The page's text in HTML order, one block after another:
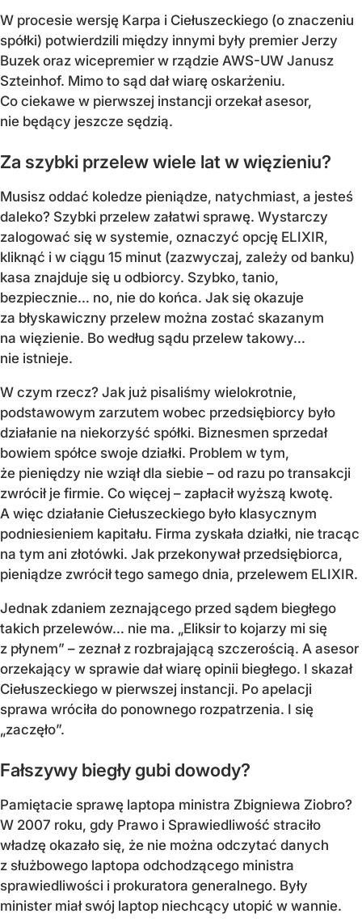
W procesie wersję Karpa i Ciełuszeckiego (o znaczeniu
spółki) potwierdzili między innymi były premier Jerzy
Buzek oraz wicepremier w rządzie AWS-UW Janusz
Szteinhof. Mimo to sąd dał wiarę oskarżeniu.
Co ciekawe w pierwszej instancji orzekał asesor,
nie będący jeszcze sędzią.
Za szybki przelew wiele lat w więzieniu?
Musisz oddać koledze pieniądze, natychmiast, a jesteś
daleko? Szybki przelew załatwi sprawę. Wystarczy
zalogować się w systemie, oznaczyć opcję ELIXIR,
kliknąć i w ciągu 15 minut (zazwyczaj, zależy od banku)
kasa znajduje się u odbiorcy. Szybko, tanio,
bezpiecznie… no, nie do końca. Jak się okazuje
za błyskawiczny przelew można zostać skazanym
na więzienie. Bo według sądu przelew takowy…
nie istnieje.
W czym rzecz? Jak już pisaliśmy wielokrotnie,
podstawowym zarzutem wobec przedsiębiorcy było
działanie na niekorzyść spółki. Biznesmen sprzedał
bowiem spółce swoje działki. Problem w tym,
że pieniędzy nie wziął dla siebie – od razu po transakcji
zwrócił je firmie. Co więcej – zapłacił wyższą kwotę.
A więc działanie Ciełuszeckiego było klasycznym
podniesieniem kapitału. Firma zyskała działki, nie tracąc
na tym ani złotówki. Jak przekonywał przedsiębiorca,
pieniądze zwrócił tego samego dnia, przelewem ELIXIR.
Jednak zdaniem zeznającego przed sądem biegłego
takich przelewów… nie ma. „Eliksir to kojarzy mi się
z płynem” – zeznał z rozbrajającą szczerością. A asesor
orzekający w sprawie dał wiarę opinii biegłego. I skazał
Ciełuszeckiego w pierwszej instancji. Po apelacji
sprawa wróciła do ponownego rozpatrzenia. I się
„zaczęło”.
Fałszywy biegły gubi dowody?
Pamiętacie sprawę laptopa ministra Zbigniewa Ziobro?
W 2007 roku, gdy Prawo i Sprawiedliwość straciło
władzę okazało się, że nie można odczytać danych
z służbowego laptopa odchodzącego ministra
sprawiedliwości i prokuratora generalnego. Były
minister miał swój laptop niechcący utopić w wannie.